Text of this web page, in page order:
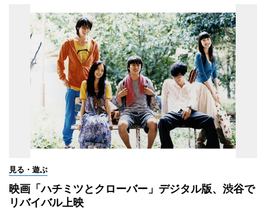
見る・遊ぶ
映画「ハチミツとクローバー」デジタル版、渋谷で
リバイバル上映